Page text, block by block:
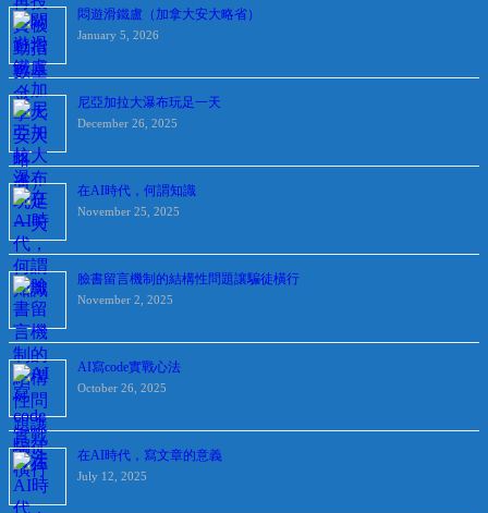
悶遊滑鐵盧（加拿大安大略省）
January 5, 2026
尼亞加拉大瀑布玩足一天
December 26, 2025
在AI時代，何謂知識
November 25, 2025
臉書留言機制的結構性問題讓騙徒橫行
November 2, 2025
AI寫code實戰心法
October 26, 2025
在AI時代，寫文章的意義
July 12, 2025